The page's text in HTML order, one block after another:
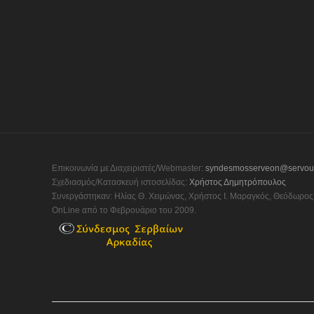
Επικοινωνία με Διαχειριστές/Webmaster:
Σχεδιασμός/Κατασκευή ιστοσελίδας: Χρήστος Δημητρόπουλος
Συνεργάστηκαν: Ηλίας Θ. Χειμώνας, Χρήστος Ι. Μαραγκός, Θεόδωρος
OnLine από το Φεβρουάριο του 2009.